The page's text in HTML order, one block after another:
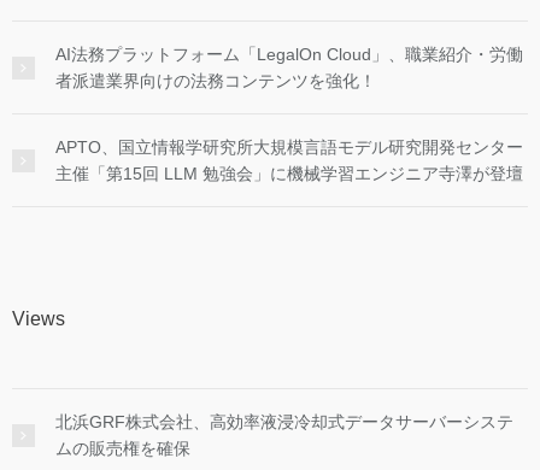
AI法務プラットフォーム「LegalOn Cloud」、職業紹介・労働
者派遣業界向けの法務コンテンツを強化！
APTO、国立情報学研究所大規模言語モデル研究開発センター
主催「第15回 LLM 勉強会」に機械学習エンジニア寺澤が登壇
Views
北浜GRF株式会社、高効率液浸冷却式データサーバーシステ
ムの販売権を確保